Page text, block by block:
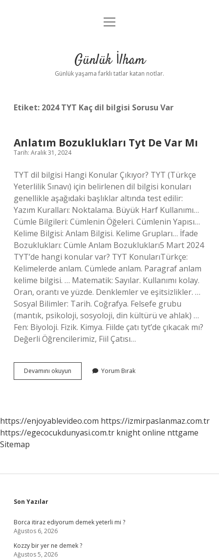
Anasayfa
Yasal Uyarı
menüyü
Günlük İlham
Günlük yaşama farklı tatlar katan notlar.
Etiket: 2024 TYT Kaç dil bilgisi Sorusu Var
Anlatım Bozuklukları Tyt De Var Mı
Tarih: Aralık 31, 2024
TYT dil bilgisi Hangi Konular Çıkıyor? TYT (Türkçe
Yeterlilik Sınavı) için belirlenen dil bilgisi konuları
genellikle aşağıdaki başlıklar altında test edilir:
Yazım Kuralları: Noktalama. Büyük Harf Kullanımı…
Cümle Bilgileri: Cümlenin Öğeleri. Cümlenin Yapısı…
Kelime Bilgisi: Anlam Bilgisi. Kelime Grupları… İfade
Bozuklukları: Cümle Anlam Bozuklukları5 Mart 2024
TYT’de hangi konular var? TYT KonularıTürkçe:
Kelimelerde anlam. Cümlede anlam. Paragraf anlam
kelime bilgisi. … Matematik: Sayılar. Kullanımı kolay.
Oran, orantı ve yüzde. Denklemler ve eşitsizlikler. …
Sosyal Bilimler: Tarih. Coğrafya. Felsefe grubu
(mantık, psikoloji, sosyoloji, din kültürü ve ahlak) …
Fen: Biyoloji. Fizik. Kimya. Fiilde çatı tyt’de çıkacak mı?
Değerli Öğrencilerimiz, Fiil Çatısı…
Devamını okuyun
Bozuklukları
Yorum Bırak
https://enjoyablevideo.com https://izmirpaslanmaz.com.tr
https://egecocukdunyasi.com.tr knight online nttgame
Sitemap
Sidebar
Son Yazılar
Borca itiraz ediyorum demek yeterli mi ?
Ağustos 6, 2026
Kozzy bir yer ne demek ?
Ağustos 5, 2026